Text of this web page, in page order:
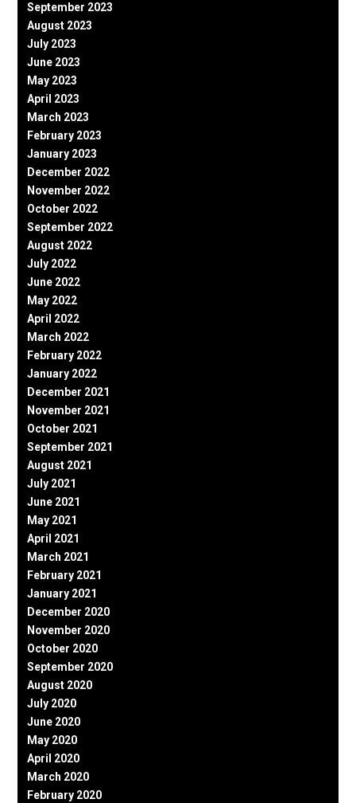
September 2023
August 2023
July 2023
June 2023
May 2023
April 2023
March 2023
February 2023
January 2023
December 2022
November 2022
October 2022
September 2022
August 2022
July 2022
June 2022
May 2022
April 2022
March 2022
February 2022
January 2022
December 2021
November 2021
October 2021
September 2021
August 2021
July 2021
June 2021
May 2021
April 2021
March 2021
February 2021
January 2021
December 2020
November 2020
October 2020
September 2020
August 2020
July 2020
June 2020
May 2020
April 2020
March 2020
February 2020